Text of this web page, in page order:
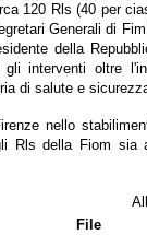
120 Rls (40 per
Generali di
della
interventi oltre
di salute e
nello
Rls della Fiom
File